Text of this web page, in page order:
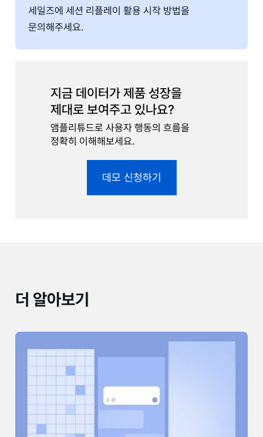
세일즈에 세션 리플레이 활용 시작 방법을
문의해주세요.
지금 데이터가 제품 성장을
제대로 보여주고 있나요?
앰플리튜드로 사용자 행동의 흐름을
정확히 이해해보세요.
데모 신청하기
더 알아보기